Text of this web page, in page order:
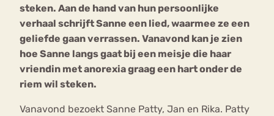
steken. Aan de hand van hun persoonlijke
verhaal schrijft Sanne een lied, waarmee ze een
geliefde gaan verrassen. Vanavond kan je zien
hoe Sanne langs gaat bij een meisje die haar
vriendin met anorexia graag een hart onder de
riem wil steken.
Vanavond bezoekt Sanne Patty, Jan en Rika. Patty